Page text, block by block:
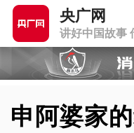
央广网
讲好中国故事
申阿婆家